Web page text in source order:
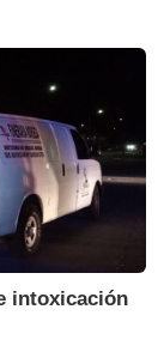
intoxicación